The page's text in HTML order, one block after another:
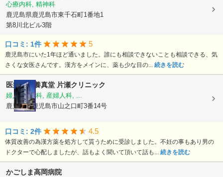
心療内科, 精神科
鹿児島県鹿児島市東千石町1番地1
第8川北ビル3階
口コミ: 1件 5
鹿児島市にいた1年ほど通いました。誰にも相談できないことも相談できる、気
さくな女医さんです。漢方をメインに、薬も少な目の... 続きを読む
医療法人養真堂 片瀬クリニック
婦人科, 産科, 産婦人科, ...
鹿児島県鹿児島市山之口町3番14号
口コミ: 2件 4.5
体質改善の為漢方薬を処方して貰うために受診しました。不妊の事もあり男の
ドクターで心配しましたが、話もよく聞いて頂いて話も... 続きを読む
かごしま高岡病院